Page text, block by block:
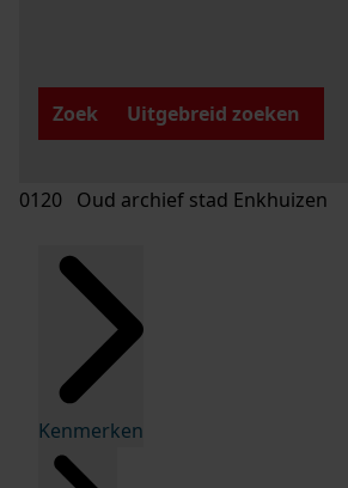
Zoek
Uitgebreid zoeken
0120 Oud archief stad Enkhuizen
Kenmerken